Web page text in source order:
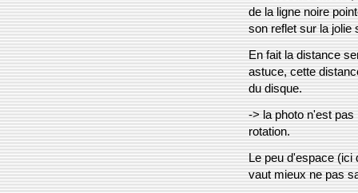
de la ligne noire
son reflet sur la jolie
En fait la distance
astuce, cette
du disque.
-> la photo n'est pas
rotation.
Le peu d'espace (ici
vaut mieux ne pas